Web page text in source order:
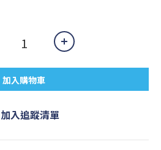
加入購物車
加入追蹤清單